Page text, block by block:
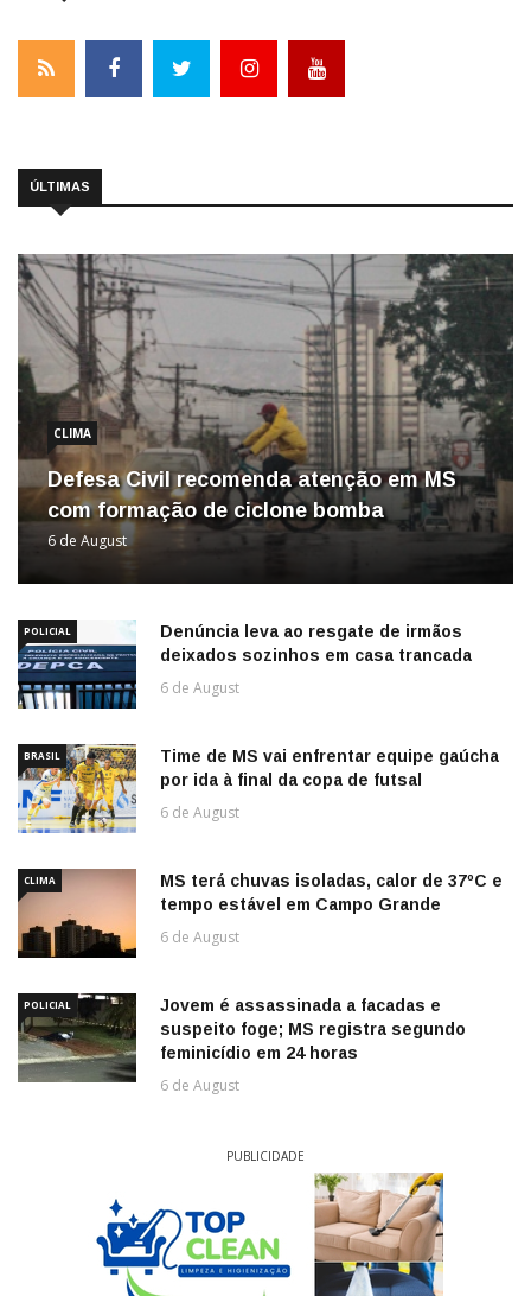
ÚLTIMAS
CLIMA
Defesa Civil recomenda atenção em MS
com formação de ciclone bomba
6 de August
POLICIAL
Denúncia leva ao resgate de irmãos
deixados sozinhos em casa trancada
6 de August
BRASIL
Time de MS vai enfrentar equipe gaúcha
por ida à final da copa de futsal
6 de August
CLIMA
MS terá chuvas isoladas, calor de 37ºC e
tempo estável em Campo Grande
6 de August
POLICIAL
Jovem é assassinada a facadas e
suspeito foge; MS registra segundo
feminicídio em 24 horas
6 de August
PUBLICIDADE